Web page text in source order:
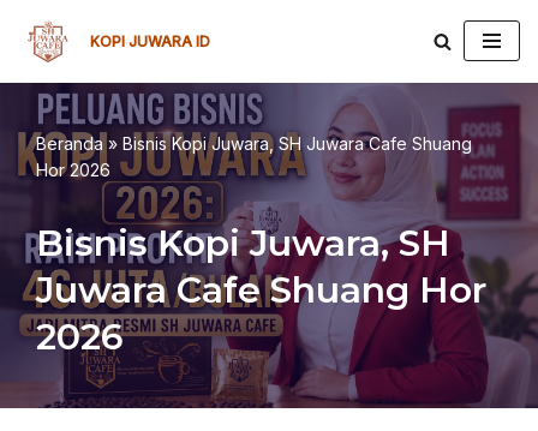
Lompat
konten
KOPI JUWARA ID
Beranda » Bisnis Kopi Juwara, SH Juwara Cafe Shuang
Hor 2026
Bisnis Kopi Juwara, SH
Juwara Cafe Shuang Hor
2026